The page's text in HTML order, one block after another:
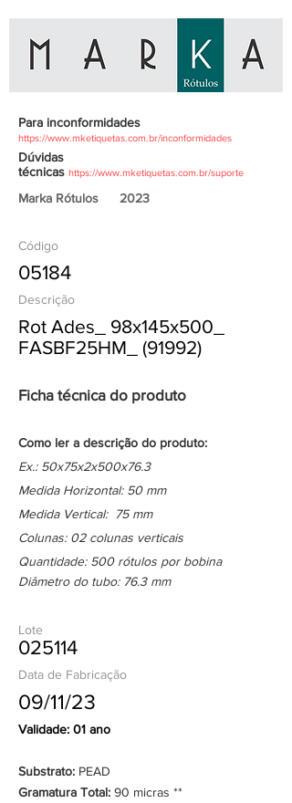
Para inconformidades
https://www.mketiquetas.com.br/inconformidades
Dúvidas
técnicas https://www.mketiquetas.com.br/suporte
Marka Rótulos 2023
Código
05184
Descrição
Rot Ades_ 98x145x500_
FASBF25HM_ (91992)
Ficha técnica do produto
Como ler a descrição do produto:
Ex.: 50x75x2x500x76.3
Medida Horizontal: 50 mm
Medida Vertical: 75 mm
Colunas: 02 colunas verticais
Quantidade: 500 rótulos por bobina
Diâmetro do tubo: 76.3 mm
Lote
025114
Data de Fabricação
09/11/23
Validade: 01 ano
Substrato: PEAD
Gramatura Total: 90 micras **